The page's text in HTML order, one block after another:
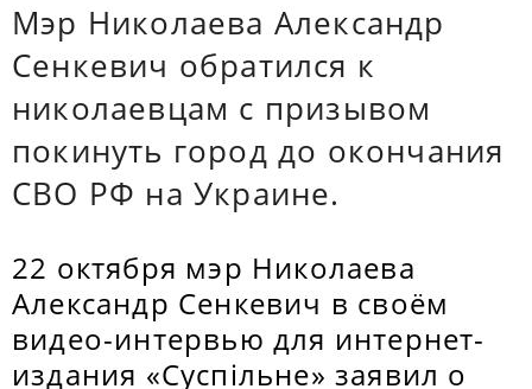
Мэр Николаева Александр
Сенкевич обратился к
николаевцам с призывом
покинуть город до окончания
СВО РФ на Украине.
22 октября мэр Николаева
Александр Сенкевич в своём
видео-интервью для интернет-
издания «Суспільне» заявил о